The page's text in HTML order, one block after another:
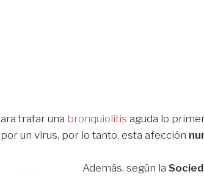
ara tratar una bronquiolitis aguda lo
por un virus, por lo tanto, esta afección
Además, según la